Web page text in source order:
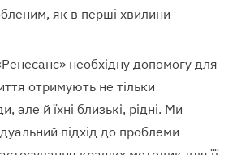
як в перші хвилини
необхідну допомогу для
отримують не тільки
але й їхні близькі, рідні. Ми
підхід до проблеми